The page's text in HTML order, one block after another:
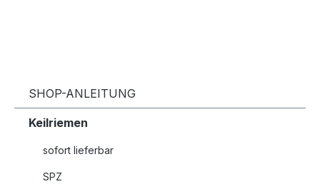
SHOP-ANLEITUNG
Keilriemen
sofort lieferbar
SPZ